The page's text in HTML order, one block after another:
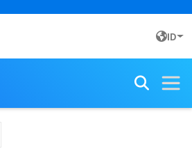
ID